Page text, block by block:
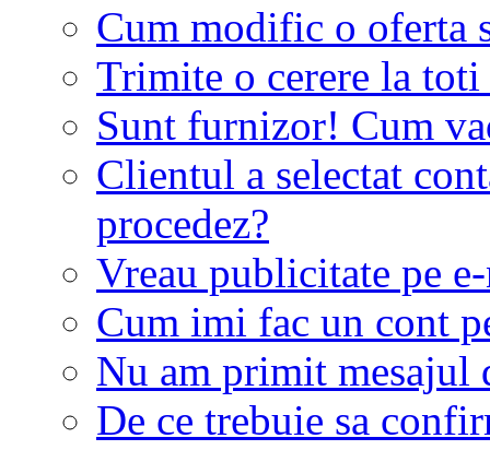
Cum modific o oferta
Trimite o cerere la
Sunt furnizor! Cum
Clientul a selectat
procedez?
Vreau publicitate pe
Cum imi fac un cont
Nu am primit mesajul
De ce trebuie sa